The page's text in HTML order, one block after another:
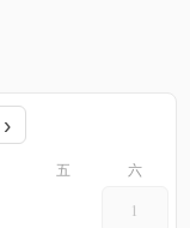
›
五 六
1